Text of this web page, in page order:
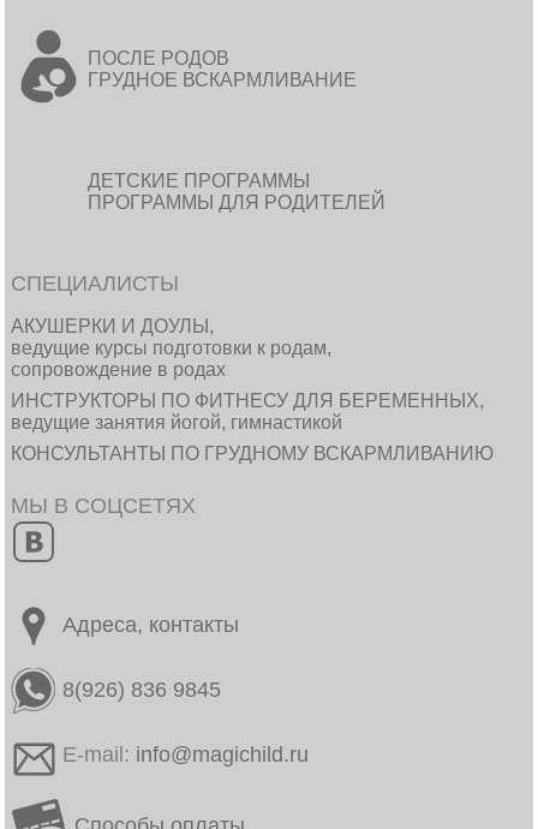
ПОСЛЕ РОДОВ
ГРУДНОЕ ВСКАРМЛИВАНИЕ
ДЕТСКИЕ ПРОГРАММЫ
ПРОГРАММЫ ДЛЯ РОДИТЕЛЕЙ
СПЕЦИАЛИСТЫ
АКУШЕРКИ И ДОУЛЫ,
ведущие курсы подготовки к родам,
сопровождение в родах
ИНСТРУКТОРЫ ПО ФИТНЕСУ ДЛЯ БЕРЕМЕННЫХ,
ведущие занятия йогой, гимнастикой
КОНСУЛЬТАНТЫ ПО ГРУДНОМУ ВСКАРМЛИВАНИЮ
МЫ В СОЦСЕТЯХ
Адреса, контакты
8(926) 836 9845
E-mail: info@magichild.ru